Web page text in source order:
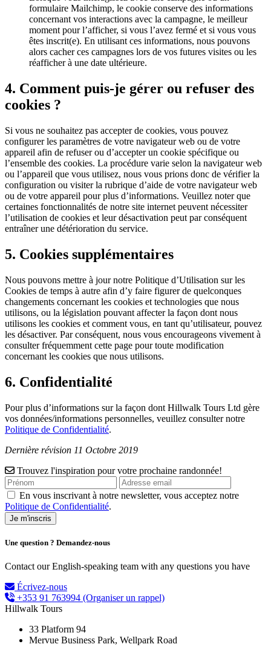
formulaire Mailchimp, le cookie conserve des informations
concernant vos interactions avec la campagne, le meilleur
moment pour l’afficher, si vous l’avez fermé et si vous vous
êtes inscrit(e). En utilisant ces informations, nous pouvons
alors cacher ces campagnes lors de vos futures visites ou les
réafficher à une date ultérieure.
4. Comment puis-je gérer ou refuser des
cookies ?
Si vous ne souhaitez pas accepter de cookies, vous pouvez
configurer les paramètres de votre navigateur web ou de votre
appareil afin de refuser ou d’accepter un cookie spécifique ou
l’ensemble des cookies. La procédure varie selon la navigateur web
ou l’appareil que vous utilisez, nous vous prions donc de vérifier la
configuration ou visiter la rubrique d’aide de votre navigateur web
ou de votre appareil pour plus d’informations. Veuillez noter que
certaines fonctionnalités de notre site internet peuvent nécessiter
l’utilisation de cookies et leur désactivation peut par conséquent
entraîner une détérioration du service.
5. Cookies supplémentaires
Nous pouvons mettre à jour notre Politique d’Utilisation sur les
Cookies de temps à autre afin d’y faire figurer de quelconques
changements concernant les cookies et technologies que nous
utilisons, ou la législation pouvant affecter la façon dont nous
utilisons les cookies et comment vous, en tant qu’utilisateur, pouvez
les désactiver. Par conséquent, nous vous encourageons vivement à
consulter fréquemment cette page pour toute modification
concernant les cookies que nous utilisons.
6. Confidentialité
Pour plus d’informations sur la façon dont Hillwalk Tours Ltd gère
vos données/informations personnelles, veuillez consulter notre
Politique de Confidentialité.
Dernière révision 11 Octobre 2019
Trouvez l'inspiration pour votre prochaine randonnée!
En vous inscrivant à notre newsletter, vous acceptez notre
Politique de Confidentialité.
Une question ? Demandez-nous
Contact our English-speaking team with any questions you have
Écrivez-nous
+353 91 763994 (Organiser un rappel)
Hillwalk Tours
33 Platform 94
Mervue Business Park, Wellpark Road